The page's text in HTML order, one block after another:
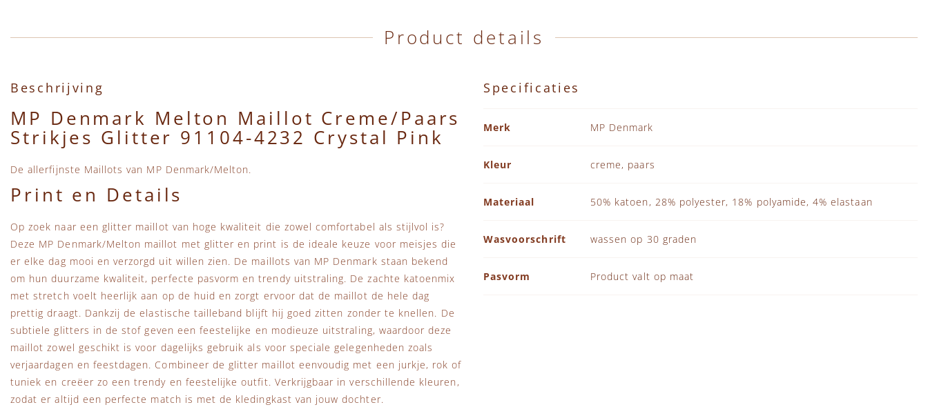
Product details
Beschrijving
MP Denmark Melton Maillot Creme/Paars
Strikjes Glitter 91104-4232 Crystal Pink
De allerfijnste Maillots van MP Denmark/Melton.
Print en Details
Op zoek naar een glitter maillot van hoge kwaliteit die zowel comfortabel als stijlvol is?
Deze MP Denmark/Melton maillot met glitter en print is de ideale keuze voor meisjes die
er elke dag mooi en verzorgd uit willen zien. De maillots van MP Denmark staan bekend
om hun duurzame kwaliteit, perfecte pasvorm en trendy uitstraling. De zachte katoenmix
met stretch voelt heerlijk aan op de huid en zorgt ervoor dat de maillot de hele dag
prettig draagt. Dankzij de elastische tailleband blijft hij goed zitten zonder te knellen. De
subtiele glitters in de stof geven een feestelijke en modieuze uitstraling, waardoor deze
maillot zowel geschikt is voor dagelijks gebruik als voor speciale gelegenheden zoals
verjaardagen en feestdagen. Combineer de glitter maillot eenvoudig met een jurkje, rok of
tuniek en creëer zo een trendy en feestelijke outfit. Verkrijgbaar in verschillende kleuren,
zodat er altijd een perfecte match is met de kledingkast van jouw dochter.
Specificaties
Merk
MP Denmark
Kleur creme, paars
Materiaal 50% katoen, 28% polyester, 18% polyamide, 4% elastaan
Wasvoorschrift wassen op 30 graden
Pasvorm Product valt op maat